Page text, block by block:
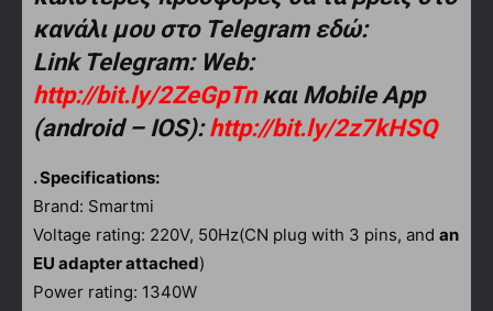
κανάλι μου στο Telegram εδώ:
Link Telegram: Web:
http://bit.ly/2ZeGpTnκαι Mobile App
(android – IOS):http://bit.ly/2z7kHSQ
. Specifications:
Brand: Smartmi
Voltage rating: 220V, 50Hz(CN plug with 3 pins, and an
EU adapter attached)
Power rating: 1340W